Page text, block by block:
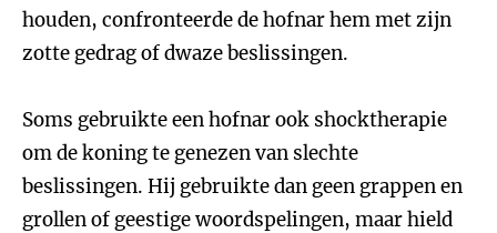
houden, confronteerde de hofnar hem met zijn
zotte gedrag of dwaze beslissingen.
Soms gebruikte een hofnar ook shocktherapie
om de koning te genezen van slechte
beslissingen. Hij gebruikte dan geen grappen en
grollen of geestige woordspelingen, maar hield